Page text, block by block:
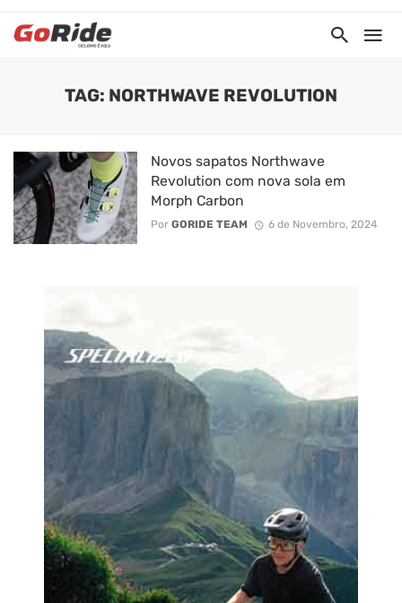
TAG: NORTHWAVE REVOLUTION
Novos sapatos Northwave
Revolution com nova sola em
Morph Carbon
Por GORIDE TEAM 6 de Novembro, 2024